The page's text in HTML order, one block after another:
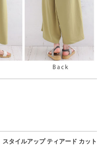
タイルアップ ティアード カット